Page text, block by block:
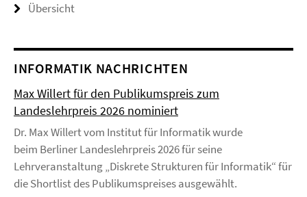
Übersicht
INFORMATIK NACHRICHTEN
Max Willert für den Publikumspreis zum
Landeslehrpreis 2026 nominiert
Dr. Max Willert vom Institut für Informatik wurde
beim Berliner Landeslehrpreis 2026 für seine
Lehrveranstaltung „Diskrete Strukturen für Informatik“ für
die Shortlist des Publikumspreises ausgewählt.